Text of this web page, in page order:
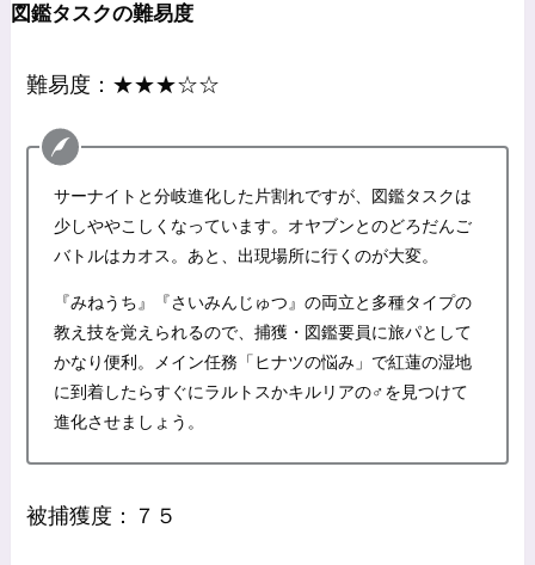
図鑑タスクの難易度
難易度：★★★☆☆
サーナイトと分岐進化した片割れですが、図鑑タスクは
少しややこしくなっています。オヤブンとのどろだんご
バトルはカオス。あと、出現場所に行くのが大変。
『みねうち』『さいみんじゅつ』の両立と多種タイプの
教え技を覚えられるので、捕獲・図鑑要員に旅パとして
かなり便利。メイン任務「ヒナツの悩み」で紅蓮の湿地
に到着したらすぐにラルトスかキルリアの♂を見つけて
進化させましょう。
被捕獲度：７５